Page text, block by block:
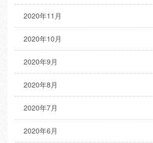
2020年11月
2020年10月
2020年9月
2020年8月
2020年7月
2020年6月